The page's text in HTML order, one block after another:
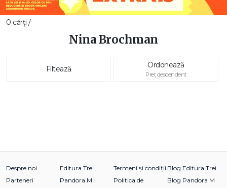
0 cărți /
Nina Brochman
Filtează Ordonează
Preț descendent
Despre noi
Parteneri
Editura Trei
Pandora M
Termeni și condiții
Politica de
Blog Editura Trei
Blog Pandora M